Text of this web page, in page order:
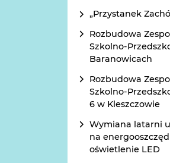
„Przystanek
Rozbudowa
Szkolno-
Baranowicach
Rozbudowa
Szkolno-
6 w Kleszczowie
Wymiana latarni
na
oświetlenie LED